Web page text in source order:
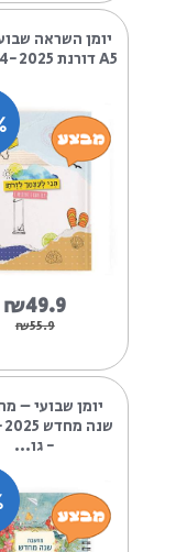
13%
₪39.9
₪45.9
יומן השראה שבועי גודל
11%